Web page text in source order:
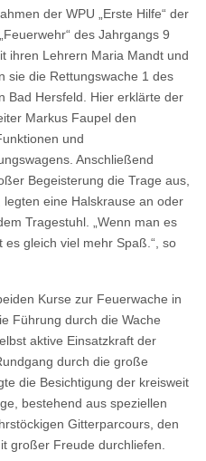
der WPU „Erste Hilfe“ der
des Jahrgangs 9
ihren Lehrern Maria Mandt und
sie die Rettungswache 1 des
Bad Hersfeld. Hier erklärte der
Markus Faupel den
und
Anschließend
Begeisterung die Trage aus,
eine Halskrause an oder
Tragestuhl. „Wenn man es
gleich viel mehr Spaß.“, so
Kurse zur Feuerwache in
Führung durch die Wache
aktive Einsatzkraft der
durch die große
die Besichtigung der kreisweit
bestehend aus speziellen
Gitterparcours, den
großer Freude durchliefen.